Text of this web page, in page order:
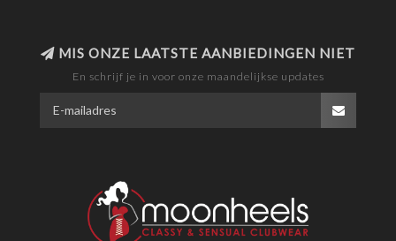
MIS ONZE LAATSTE AANBIEDINGEN NIET
En schrijf je in voor onze maandelijkse updates